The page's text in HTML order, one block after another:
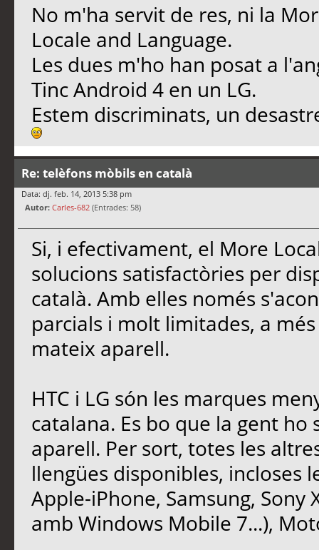
No m'ha servit de res, ni la
Locale and Language.
Les dues m'ho han posat a
Tinc Android 4 en un LG.
Estem discriminats, un
Re: telèfons mòbils en català
Data: dj. feb. 14, 2013 5:38 pm
Autor: Carles-682 (Entrades: 58)
Si, i efectivament, el More
solucions satisfactòries per
català. Amb elles només
parcials i molt limitades, a
mateix aparell.
HTC i LG són les marques
catalana. Es bo que la gent
aparell. Per sort, totes les
llengües disponibles, incloses
Apple-iPhone, Samsung, Sony
amb Windows Mobile 7...),